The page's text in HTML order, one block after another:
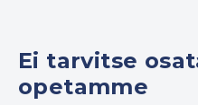
Ei tarvitse
opetamme